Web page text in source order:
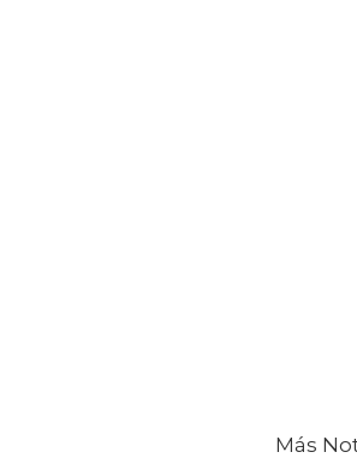
Más